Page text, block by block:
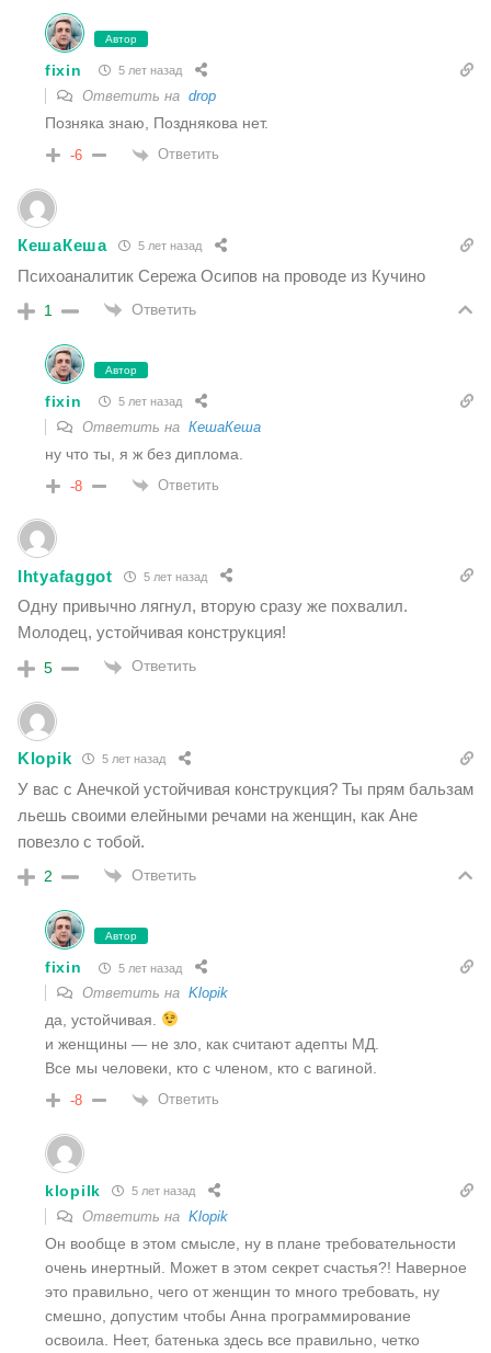
Автор
fixin 5 лет назад
Ответить на drop
Позняка знаю, Позднякова нет.
-6 Ответить
КешаКеша 5 лет назад
Психоаналитик Сережа Осипов на проводе из Кучино
1 Ответить
Автор
fixin 5 лет назад
Ответить на КешаКеша
ну что ты, я ж без диплома.
-8 Ответить
Ihtyafaggot 5 лет назад
Одну привычно лягнул, вторую сразу же похвалил.
Молодец, устойчивая конструкция!
5 Ответить
Klopik 5 лет назад
У вас с Анечкой устойчивая конструкция? Ты прям бальзам
льешь своими елейными речами на женщин, как Ане
повезло с тобой.
2 Ответить
Автор
fixin 5 лет назад
Ответить на Klopik
да, устойчивая.
и женщины — не зло, как считают адепты МД.
Все мы человеки, кто с членом, кто с вагиной.
-8 Ответить
klopilk 5 лет назад
Ответить на Klopik
Он вообще в этом смысле, ну в плане требовательности
очень инертный. Может в этом секрет счастья?! Наверное
это правильно, чего от женщин то много требовать, ну
смешно, допустим чтобы Анна программирование
освоила. Неет, батенька здесь все правильно, четко